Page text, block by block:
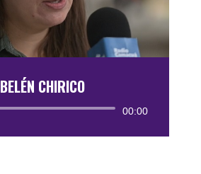
BELÉN CHIRICO
Reproductor
00:00